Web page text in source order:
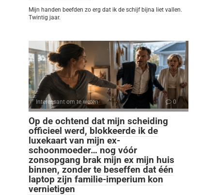
Mijn handen beefden zo erg dat ik de schijf bijna liet vallen.
Twintig jaar.
Interessant om te weten 0
Op de ochtend dat mijn scheiding
officieel werd, blokkeerde ik de
luxekaart van mijn ex-
schoonmoeder… nog vóór
zonsopgang brak mijn ex mijn huis
binnen, zonder te beseffen dat één
laptop zijn familie-imperium kon
vernietigen